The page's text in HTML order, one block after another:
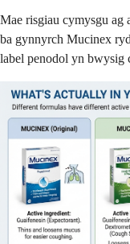
Mae risgiau cymysgu
ba gynnyrch Mucinex
label penodol yn bwysig